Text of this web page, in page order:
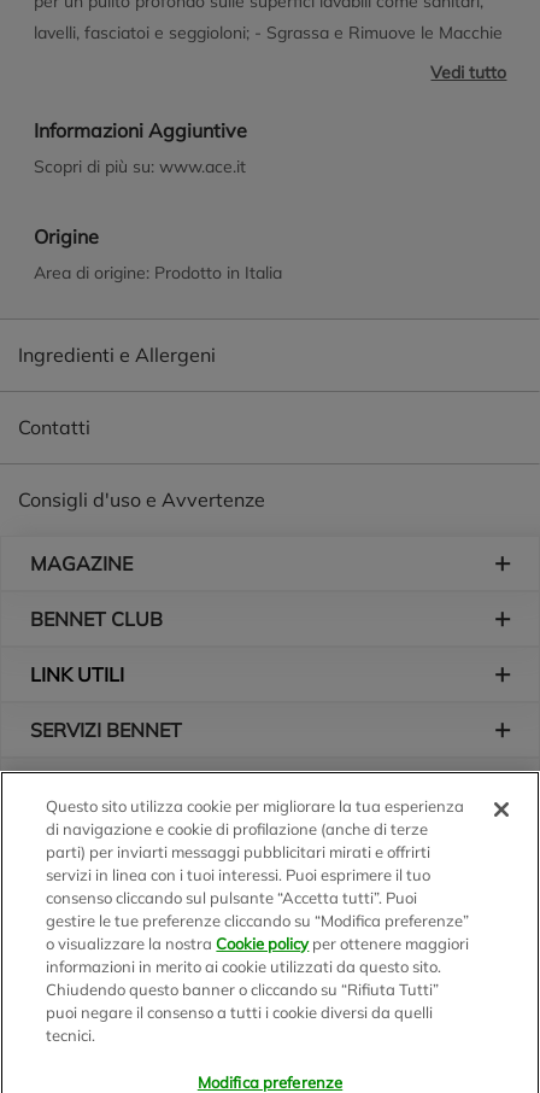
lavelli, fasciatoi e seggioloni; - Sgrassa e Rimuove le Macchie
d'Acqua da tutte le superfici di bagno e cucina; - Smacchia le
colletti e i polsini delle camicie. Non è un prodotto
disinfettante. Rimuove germi e batteri tramite azione
Vedi tutto
Informazioni Aggiuntive
Scopri di più su: www.ace.it
Origine
Area di origine: Prodotto in Italia
Ingredienti e Allergeni
Contatti
Consigli d'uso e Avvertenze
MAGAZINE
BENNET CLUB
LINK UTILI
SERVIZI BENNET
Logo Bennet
Seguici sui nostri canali
Scarica l'app
Questo sito utilizza cookie per migliorare la tua esperienza
di navigazione e cookie di profilazione (anche di terze
parti) per inviarti messaggi pubblicitari mirati e offrirti
servizi in linea con i tuoi interessi. Puoi esprimere il tuo
consenso cliccando sul pulsante “Accetta tutti”. Puoi
gestire le tue preferenze cliccando su “Modifica preferenze”
o visualizzare la nostraCookie policyper ottenere maggiori
informazioni in merito ai cookie utilizzati da questo sito.
Chiudendo questo banner o cliccando su “Rifiuta Tutti”
puoi negare il consenso a tutti i cookie diversi da quelli
tecnici.
Modifica preferenze